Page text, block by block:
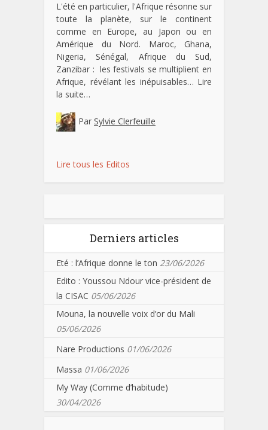
L'été en particulier, l'Afrique résonne sur
toute la planète, sur le continent
comme en Europe, au Japon ou en
Amérique du Nord. Maroc, Ghana,
Nigeria, Sénégal, Afrique du Sud,
Zanzibar : les festivals se multiplient en
Afrique, révélant les inépuisables… Lire
la suite…
Par Sylvie Clerfeuille
Lire tous les Editos
Derniers articles
Eté : l’Afrique donne le ton 23/06/2026
Edito : Youssou Ndour vice-président de
la CISAC 05/06/2026
Mouna, la nouvelle voix d’or du Mali
05/06/2026
Nare Productions 01/06/2026
Massa 01/06/2026
My Way (Comme d’habitude)
30/04/2026